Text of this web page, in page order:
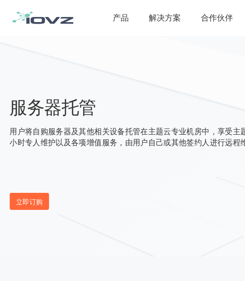
产品 解决方案 合作伙伴
服务器托管
用户将自购服务器及其他相关设备托管在主题云专业机房中，享受主
小时专人维护以及各项增值服务，由用户自己或其他签约人进行远程
立即订购